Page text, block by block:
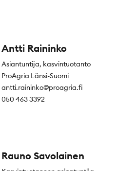
Antti Raininko
Asiantuntija, kasvintuotanto
ProAgria Länsi-Suomi
antti.raininko@proagria.fi
050 463 3392
Rauno Savolainen